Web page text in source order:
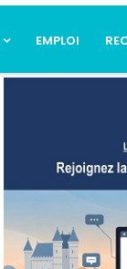
EMPLOI